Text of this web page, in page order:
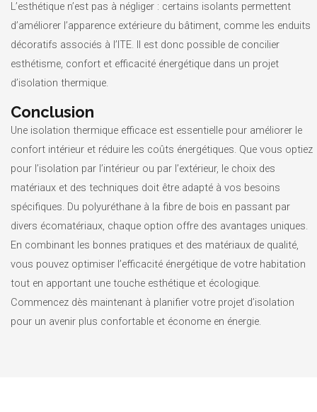
L’esthétique n’est pas à négliger : certains isolants permettent
d’améliorer l’apparence extérieure du bâtiment, comme les enduits
décoratifs associés à l’ITE. Il est donc possible de concilier
esthétisme, confort et efficacité énergétique dans un projet
d’isolation thermique.
Conclusion
Une isolation thermique efficace est essentielle pour améliorer le
confort intérieur et réduire les coûts énergétiques. Que vous optiez
pour l’isolation par l’intérieur ou par l’extérieur, le choix des
matériaux et des techniques doit être adapté à vos besoins
spécifiques. Du polyuréthane à la fibre de bois en passant par
divers écomatériaux, chaque option offre des avantages uniques.
En combinant les bonnes pratiques et des matériaux de qualité,
vous pouvez optimiser l’efficacité énergétique de votre habitation
tout en apportant une touche esthétique et écologique.
Commencez dès maintenant à planifier votre projet d’isolation
pour un avenir plus confortable et économe en énergie.